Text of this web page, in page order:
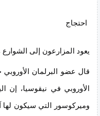
احتجاج
يعود المزارعون إلى
قال عضو البرلمان
الأوروبي في نيقوسيا، إن
وميركوسور التي سيكون لها